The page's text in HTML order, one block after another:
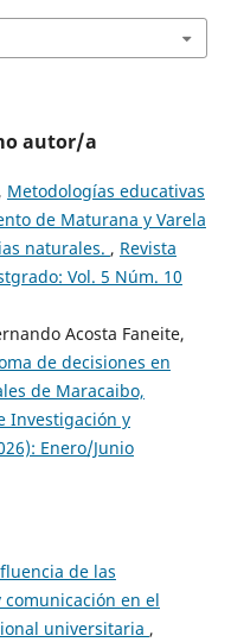
autor/a
Metodologías educativas
de Maturana y Varela
naturales. , Revista
Vol. 5 Núm. 10
Acosta Faneite,
de decisiones en
de Maracaibo,
Investigación y
Enero/Junio
de las
en el
universitaria ,